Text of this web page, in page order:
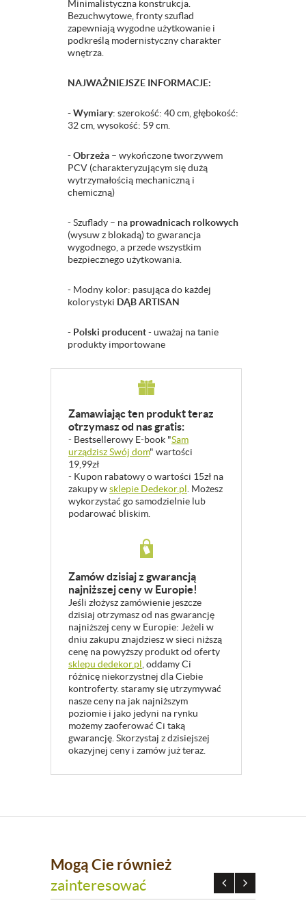
Minimalistyczna konstrukcja.
Bezuchwytowe, fronty szuflad
zapewniają wygodne użytkowanie i
podkreślą modernistyczny charakter
wnętrza.
NAJWAŻNIEJSZE INFORMACJE:
- Wymiary: szerokość: 40 cm, głębokość:
32 cm, wysokość: 59 cm.
-Obrzeża – wykończone tworzywem
PCV (charakteryzującym się dużą
wytrzymałością mechaniczną i
chemiczną)
- Szuflady – na prowadnicach rolkowych
(wysuw z blokadą) to gwarancja
wygodnego, a przede wszystkim
bezpiecznego użytkowania.
- Modny kolor: pasująca do każdej
kolorystyki DĄB ARTISAN
- Polski producent- uważaj na tanie
produkty importowane
Zamawiając ten produkt teraz
otrzymasz od nas gratis:
- Bestsellerowy E-book "Sam
urządzisz Swój dom" wartości
19,99zł
- Kupon rabatowy o wartości 15zł na
zakupy wsklepie Dedekor.pl . Możesz
wykorzystać go samodzielnie lub
podarować bliskim.
Zamów dzisiaj z gwarancją
najniższej ceny w Europie!
Jeśli złożysz zamówienie jeszcze
dzisiaj otrzymasz od nas gwarancję
najniższej ceny w Europie: Jeżeli w
dniu zakupu znajdziesz w sieci niższą
cenę na powyższy produkt od oferty
sklepu dedekor.pl , oddamy Ci
różnicę niekorzystnej dla Ciebie
kontroferty. staramy się utrzymywać
nasze ceny na jak najniższym
poziomie i jako jedyni na rynku
możemy zaoferować Ci taką
gwarancję. Skorzystaj z dzisiejszej
okazyjnej ceny i zamów już teraz.
Mogą Cie również
zainteresować